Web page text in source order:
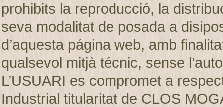
prohibits la reproducció, la
seva modalitat de posada a
d’aquesta página web, amb
qualsevol mitjà técnic, sense
L’USUARI es compromet a
Industrial titularitat de CLOS